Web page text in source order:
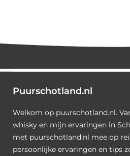
Puurschotland.nl
Welkom op puurschotland.nl.
whisky en mijn ervaringen in
met puurschotland.nl mee op
persoonlijke ervaringen en tips